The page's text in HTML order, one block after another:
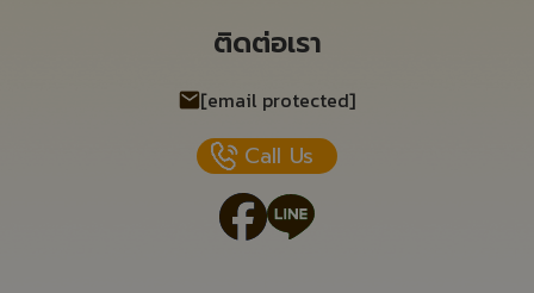
ติดต่อเรา
[email protected]
Call Us